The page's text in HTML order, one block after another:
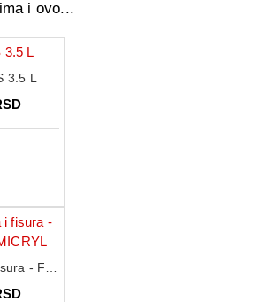
od preloma kosti
i ovo...
3.5 L